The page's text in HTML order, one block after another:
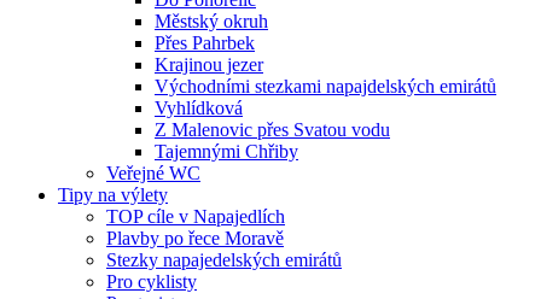
Městský okruh
Přes Pahrbek
Krajinou jezer
Východními stezkami napajdelských emirátů
Vyhlídková
Z Malenovic přes Svatou vodu
Tajemnými Chřiby
Veřejné WC
Tipy na výlety
TOP cíle v Napajedlích
Plavby po řece Moravě
Stezky napajedelských emirátů
Pro cyklisty